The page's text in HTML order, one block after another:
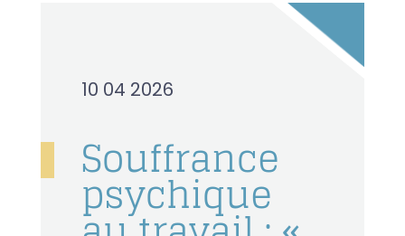
10 04 2026
Souffrance
psychique